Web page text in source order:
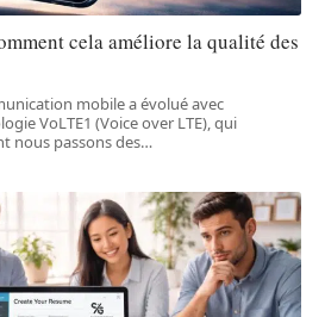
cela améliore la qualité des
mobile a évolué avec
VoLTE1 (Voice over LTE), qui
nous passons des…